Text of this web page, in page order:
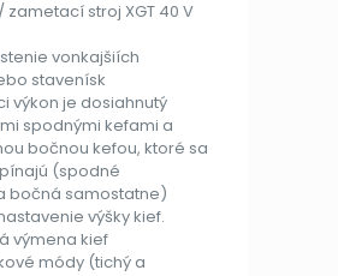
zametací stroj XGT 40 V
vonkajšiích
stavenísk
výkon je dosiahnutý
spodnými kefami a
bočnou kefou, ktoré sa
(spodné
bočná samostatne)
výšky kief.
výmena kief
módy (tichý a